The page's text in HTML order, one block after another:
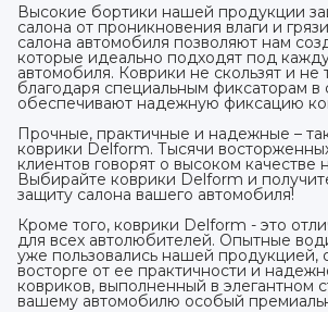
Высокие бортики нашей продукции
салона от проникновения влаги и
салона автомобиля позволяют нам
которые идеально подходят под
автомобиля. Коврики не скользят и не
благодаря специальным фиксаторам в
обеспечивают надежную фиксацию
Прочные, практичные и надежные –
коврики Delform. Тысячи
клиентов говорят о высоком
Выбирайте коврики Delform и
защиту салона вашего автомобиля!
Кроме того, коврики Delform - это
для всех автолюбителей. Опытные
уже пользовались нашей продукцией,
восторге от ее практичности и
ковриков, выполненный в элегантном
вашему автомобилю особый